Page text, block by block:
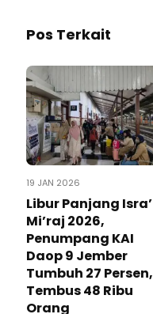
Pos Terkait
19 JAN 2026
Libur Panjang Isra’
Mi’raj 2026,
Penumpang KAI
Daop 9 Jember
Tumbuh 27 Persen,
Tembus 48 Ribu
Orang